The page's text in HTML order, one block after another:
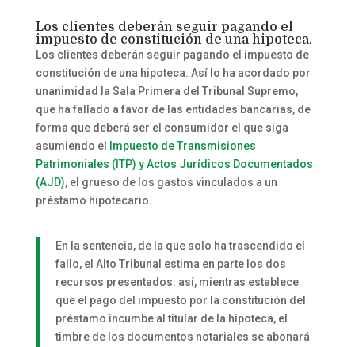
Los clientes deberán seguir pagando el
impuesto de constitución de una hipoteca.
Los clientes deberán seguir pagando el impuesto de
constitución de una hipoteca. Así lo ha acordado por
unanimidad la Sala Primera del Tribunal Supremo,
que ha fallado a favor de las entidades bancarias, de
forma que deberá ser el consumidor el que siga
asumiendo el Impuesto de Transmisiones
Patrimoniales (ITP) y Actos Jurídicos Documentados
(AJD), el grueso de los gastos vinculados a un
préstamo hipotecario.
En la sentencia, de la que solo ha trascendido el
fallo, el Alto Tribunal estima en parte los dos
recursos presentados: así, mientras establece
que el pago del impuesto por la constitución del
préstamo incumbe al titular de la hipoteca, el
timbre de los documentos notariales se abonará